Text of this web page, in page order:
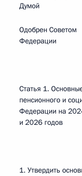
Думой 17
Одобрен Советом
Федерации
Статья 1.
пенсионного и
Федерации на
и 2026 годов
1. Утвердить